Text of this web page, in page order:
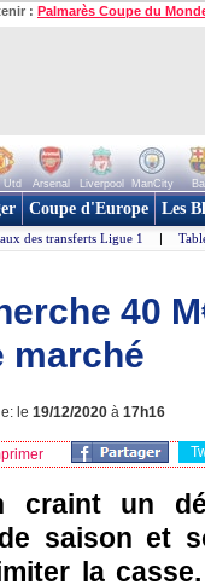
: Palmarès Coupe du
Utd Arsenal Liverpool ManCity
Coupe d'Europe Les
des transferts Ligue 1 |
40
marché
le 19/12/2020 à 17h16
craint un
saison et
la